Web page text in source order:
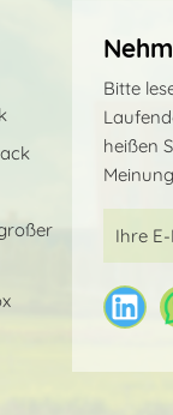
Bitte
heißen